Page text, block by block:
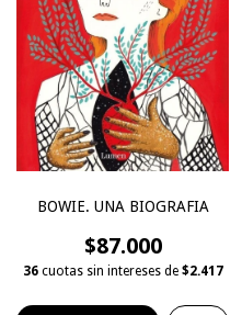
BOWIE. UNA BIOGRAFIA
$87.000
36 cuotas sin intereses de $2.417